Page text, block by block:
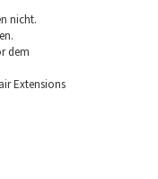
nicht.
dem
Extensions